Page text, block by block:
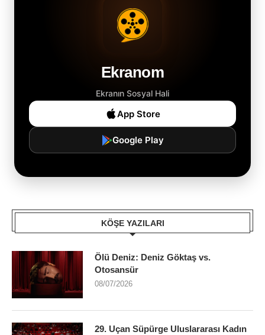
Ekranom
Ekranın Sosyal Hali
App Store
Google Play
KÖŞE YAZILARI
Ölü Deniz: Deniz Göktaş vs.
Otosansür
08/07/2026
29. Uçan Süpürge Uluslararası Kadın